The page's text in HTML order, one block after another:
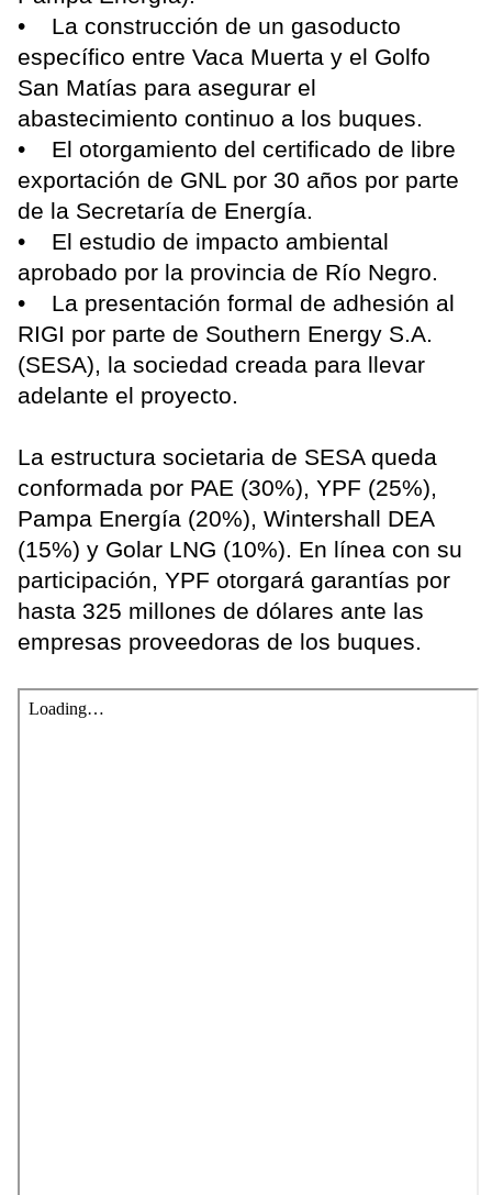
• La construcción de un gasoducto
específico entre Vaca Muerta y el Golfo
San Matías para asegurar el
abastecimiento continuo a los buques.
• El otorgamiento del certificado de libre
exportación de GNL por 30 años por parte
de la Secretaría de Energía.
• El estudio de impacto ambiental
aprobado por la provincia de Río Negro.
• La presentación formal de adhesión al
RIGI por parte de Southern Energy S.A.
(SESA), la sociedad creada para llevar
adelante el proyecto.
La estructura societaria de SESA queda
conformada por PAE (30%), YPF (25%),
Pampa Energía (20%), Wintershall DEA
(15%) y Golar LNG (10%). En línea con su
participación, YPF otorgará garantías por
hasta 325 millones de dólares ante las
empresas proveedoras de los buques.